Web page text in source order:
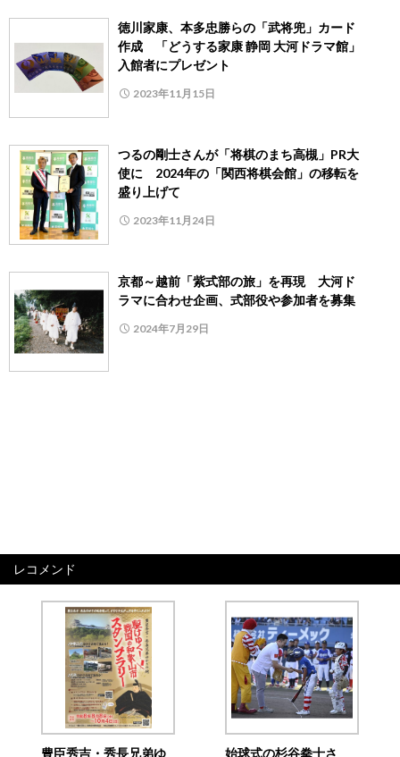
徳川家康、本多忠勝らの「武将兜」カード
作成 「どうする家康 静岡 大河ドラマ館」
入館者にプレゼント
2023年11月15日
つるの剛士さんが「将棋のまち高槻」PR大
使に 2024年の「関西将棋会館」の移転を
盛り上げて
2023年11月24日
京都～越前「紫式部の旅」を再現 大河ド
ラマに合わせ企画、式部役や参加者を募集
2024年7月29日
レコメンド
豊臣秀吉・秀長兄弟ゆ 始球式の杉谷拳士さ